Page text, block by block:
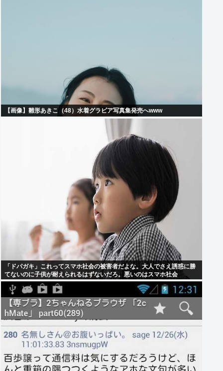
【画像】雛形あきこ（48）水着グラビア写真集発売へwww
「ドパガキ」これってスマホ社会の被害者だよな。大人でさえ誘惑に勝
てないのに子供が耐えられるはずないだろ。悪いのはスマホ社会